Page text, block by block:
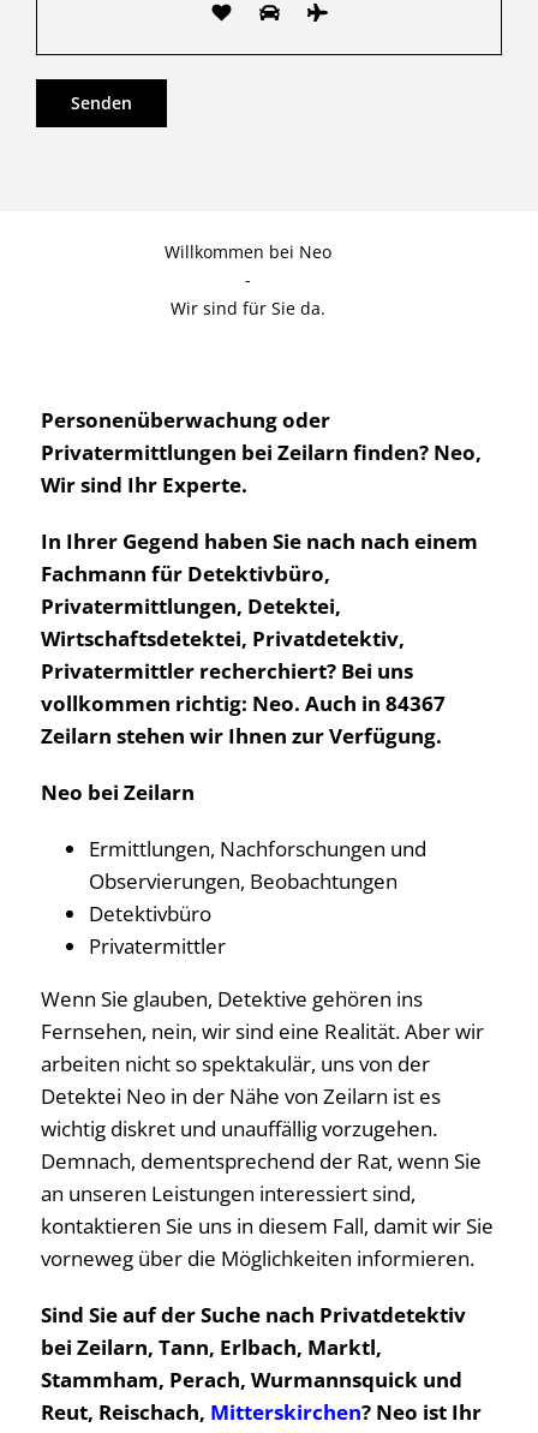
Willkommen bei Neo
-
Wir sind für Sie da.
Personenüberwachung oder
Privatermittlungen bei Zeilarn finden? Neo,
Wir sind Ihr Experte.
In Ihrer Gegend haben Sie nach nach einem
Fachmann für Detektivbüro,
Privatermittlungen, Detektei,
Wirtschaftsdetektei, Privatdetektiv,
Privatermittler recherchiert? Bei uns
vollkommen richtig: Neo. Auch in 84367
Zeilarn stehen wir Ihnen zur Verfügung.
Neo bei Zeilarn
Ermittlungen, Nachforschungen und
Observierungen, Beobachtungen
Detektivbüro
Privatermittler
Wenn Sie glauben, Detektive gehören ins
Fernsehen, nein, wir sind eine Realität. Aber wir
arbeiten nicht so spektakulär, uns von der
Detektei Neo in der Nähe von Zeilarn ist es
wichtig diskret und unauffällig vorzugehen.
Demnach, dementsprechend der Rat, wenn Sie
an unseren Leistungen interessiert sind,
kontaktieren Sie uns in diesem Fall, damit wir Sie
vorneweg über die Möglichkeiten informieren.
Sind Sie auf der Suche nach Privatdetektiv
bei Zeilarn, Tann, Erlbach, Marktl,
Stammham, Perach, Wurmannsquick und
Reut, Reischach, Mitterskirchen? Neo ist Ihr